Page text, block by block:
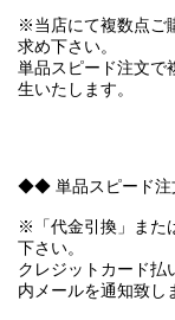
※当店にて複数点ご
求め下さい。
単品スピード注文で
生いたします。
◆◆ 単品スピード注
※「代金引換」また
下さい。
クレジットカード払
内メールを通知致し